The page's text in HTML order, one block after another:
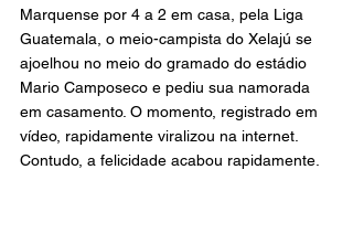
Marquense por 4 a 2 em casa, pela Liga
Guatemala, o meio-campista do Xelajú se
ajoelhou no meio do gramado do estádio
Mario Camposeco e pediu sua namorada
em casamento. O momento, registrado em
vídeo, rapidamente viralizou na internet.
Contudo, a felicidade acabou rapidamente.